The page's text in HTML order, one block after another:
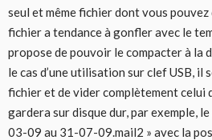
seul et même fichier dont vous pouvez
fichier a tendance à gonfler avec le
propose de pouvoir le compacter à la
le cas d’une utilisation sur clef USB, il
fichier et de vider complètement celui
gardera sur disque dur, par exemple,
03-09 au 31-07-09.mail2 » avec la